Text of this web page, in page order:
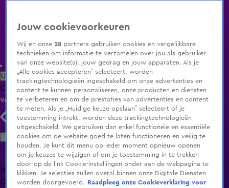
Uitzending Gemist Populaire programma's Zenders Genres
ClipsFilmsRadioSmart TV inlogShop
Volg KIJK
Zoeken
HomeUitzending Gemist Programma's De Bondgenoten
OranjezomerLivestreamsShop
Jouw cookievoorkeuren
Wij en onze28 partners gebruiken cookies en vergelijkbare
technieken om informatie te verzamelen over jou als gebruiker
van onze website(s), jouw gedrag en jouw apparaten. Als je
„Alle cookies accepteren” selecteert, worden
trackingtechnologieën ingeschakeld om onze advertenties en
content te kunnen personaliseren, onze producten en diensten
te verbeteren en om de prestaties van advertenties en content
te meten. Als je „Huidige keuze opslaan” selecteert of je
toestemming intrekt, worden deze trackingtechnologieën
uitgeschakeld. We gebruiken dan enkel functionele en essentiële
cookies om de website goed te laten functioneren en veilig te
houden. Je kunt dit menu op ieder moment opnieuw openen
om je keuzes te wijzigen of om je toestemming in te trekken
door op de link Cookie-instellingen onder aan de webpagina te
klikken. Je selecties zullen overal binnen onze Digitale Diensten
worden doorgevoerd.
Raadpleeg onze Cookieverklaring voor